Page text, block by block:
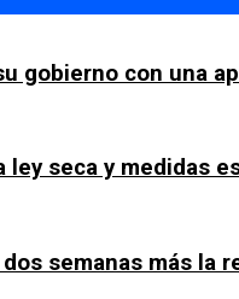
gobierno con una
ley seca y medidas
semanas más la